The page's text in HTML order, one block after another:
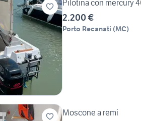
Pilotina con mercury
2.200 €
Porto Recanati (MC)
Moscone a remi